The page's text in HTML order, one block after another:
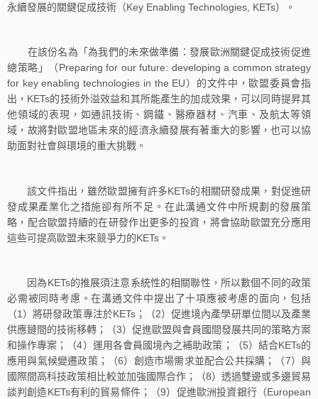
永續發展的關鍵促成技術（Key Enabling Technologies, KETs）。
在該份名為「為我們的未來做準備：發展歐洲關鍵促成技術促進
總策略」（Preparing for our future: developing a common strategy
for key enabling technologies in the EU）的文件中，歐盟委員會指
出，KETs的技術外溢效益和其所能產生的加成效果，可以同時提昇其
他領域的表現，如通訊技術、鋼鐵、醫療器材、汽車、及航太等領
域，故將對歐盟地區未來的經濟永續發展有著重大的影響，也可以協
助面對社會與環境的重大挑戰。
該文件指出，雖然歐盟擁有許多KETs的相關研發成果，對促進研
發成果產業化之措施卻有所不足。在此溝通文件中所規劃的發展策
略，配合歐盟持續的在研發作出更多的投資，將會協助歐盟充分應用
這些可提高歐盟未來競爭力的KETs。
因為KETs的推展須注意系統性的相關聯性，所以數個不同的政策
必需被同時考慮。在溝通文件中提出了十項應被考慮的面向，包括
（1）將研發政策專注於KETs；（2）促進境內產學研單位間以及產業
供應鏈間的技術移轉；（3）促進歐盟與會員國間發展共同的策略方案
和操作專案；（4）運用各會員國境內之補助政策；（5）結合KETs的
應用與氣候變遷政策；（6）創造市場需求並配合公共採購；（7）與
國際間高科技政策相比較並加強國際合作；（8）透過雙邊或多邊貿易
談判創造KETs有利的貿易條件；（9）促進歐洲投資銀行（European